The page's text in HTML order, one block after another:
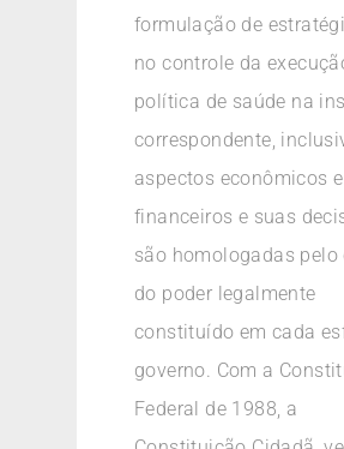
formulação de
no controle da
política de saúde na
correspondente,
aspectos econômicos e
financeiros e suas
são homologadas pelo
do poder legalmente
constituído em cada
governo. Com a
Federal de 1988, a